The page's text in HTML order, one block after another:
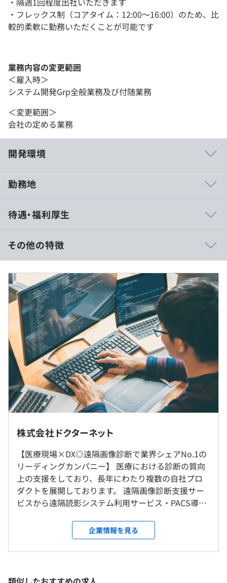
・フレックス制（コアタイム：12:00～16:00）のため、比
較的柔軟に勤務いただくことが可能です
業務内容の変更範囲
＜雇入時＞
システム開発Grp全般業務及び付随業務
＜変更範囲＞
会社の定める業務
開発環境
品質な画像診断を」。
康に貢献できる企業を目指すという想いが込められていま
す。
当社のプロダクトは医療の現場で用いられ、人の命にダイ
レクトに関わるため、医師からはサービスへの細かいフィ
ードバックがおこなわれます。
わたしたちはそういったフィードバックをサービスに反映
したうえで、さらに細かいところに手がいき届いたプロダ
クトをつくり上げています。
そのように、医療の現場に最適化したサービスを開発でき
るのは、メンバーみながプロダクトへの愛を持っているか
ら。
人の命を救うための仕事をしていることに誇りを感じてい
るメンバーが多く、家族にその仕事を自慢していると話す
メンバーもいます。
当社では、テクノロジーの進化に合わせて自分自身も成長
しながらプロダクトの開発に携わっていけます。
アプリやインフラ、ミドルウェアなどのさまざまな領域
で、ご自身の志向に合わせて新しいことに挑戦したい方
や、モノづくりが好きな方には非常にマッチするでしょ
う。
勤務地
就業場所の変更範囲
本社（東京都港区芝大門2-5-5 住友芝大門ビル8階）
※在宅勤務を実施する場合は、自宅を就業場所とする。
＜変更範囲＞
会社の指定する場所
受動喫煙防止措置に関する事項
待遇・福利厚生
【想定年収】1,000～1,500万円（月給83～125万円）
※見込み残業代25時間を含む（管理監督者採用の場合、
深夜残業手当を除き残業代なし）
※賞与年1回（管理職・専門職採用の場合）
※昇給年1回（管理職・専門職採用の場合）
（※想定年収は年収提示額を保証するものではありません）
9：00〜18：00
※また管理監督者で労働時間管理の対象外となる場合があ
ります。
休憩時間：就業時間内に60分
平均残業時間：平均10～25時間程度／月
その他の特徴
株式会社ドクターネット
【医療現場×DX◎遠隔画像診断で業界シェアNo.1の
リーディングカンパニー】 医療における診断の質向
上の支援をしており、長年にわたり複数の自社プロ
ダクトを展開しております。 遠隔画像診断支援サー
ビスから遠隔読影システム利用サービス・PACS導
ータルソリューションでご提供しています。 ◆放射
線診断専門医による遠隔画像診断支援サービス
『Tele-RAD』 CT／MRIなど医用画像の診断依頼を医
ます。 国内最大規模の放射線診断専門医プラットフ
企業情報を見る